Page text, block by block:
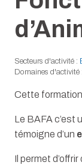
Secteurs d'activité :
Domaines d'activité :
Cette formation
Le BAFA c’est
témoigne d’un
Il permet d’offrir